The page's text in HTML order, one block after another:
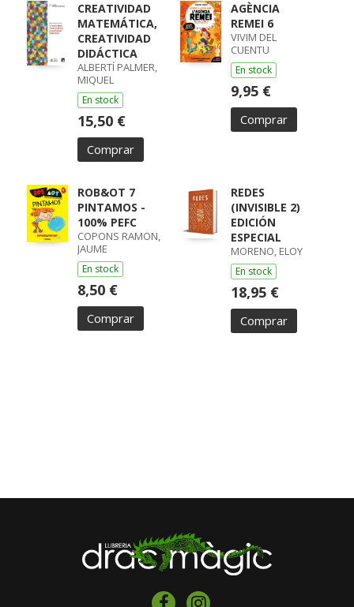
CREATIVIDAD
MATEMÁTICA,
CREATIVIDAD
DIDÁCTICA
ALBERTÍ PALMER,
MIQUEL
En stock
15,50 €
Comprar
AGÈNCIA
REMEI 6
VIVIM DEL
CUENTU
En stock
9,95 €
Comprar
ROB&OT 7
PINTAMOS -
100% PEFC
COPONS RAMON,
JAUME
En stock
8,50 €
Comprar
REDES
(INVISIBLE 2)
EDICIÓN
ESPECIAL
MORENO, ELOY
En stock
18,95 €
Comprar